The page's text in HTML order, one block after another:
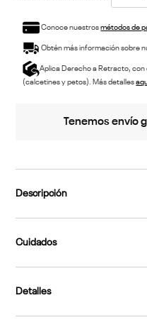
Conoce nuestrosmétodos de
Obtén más información sobre
Aplica Derecho a Retracto, con
(calcetines y petos). Más detalles
Tenemos envío
Descripción
Cuidados
Detalles